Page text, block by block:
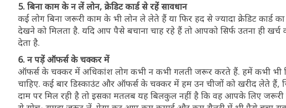
5. बिना काम के न लें लोन, क्रेडिट कार्ड से रहें सावधान
कई लोग बिना जरूरी काम के भी लोन ले लेते हैं या फिर हद से ज्यादा क्रेडिट
देखने को मिलता है. यदि आप पैसे बचाना चाह रहे हैं तो आपको सिर्फ उतना ही
देता है.
6. न पड़ें ऑफर्स के चक्कर में
ऑफर्स के चक्कर में अधिकांश लोग कभी न कभी गलती जरूर करते हैं. हमें कभी भी
चाहिए. कई बार डिस्काउंट और ऑफर्स के चक्कर में हम उन चीजों को खरीद लेते हैं,
दाम पर मिल रही है तो इसका मतलब यह बिलकुल नहीं है कि वह आपके लिए